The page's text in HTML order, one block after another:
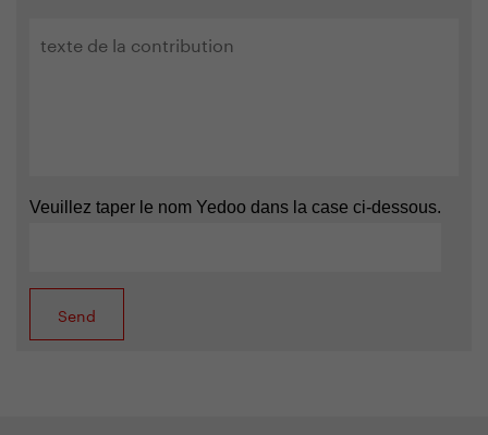
Veuillez taper le nom Yedoo dans la case ci-dessous.